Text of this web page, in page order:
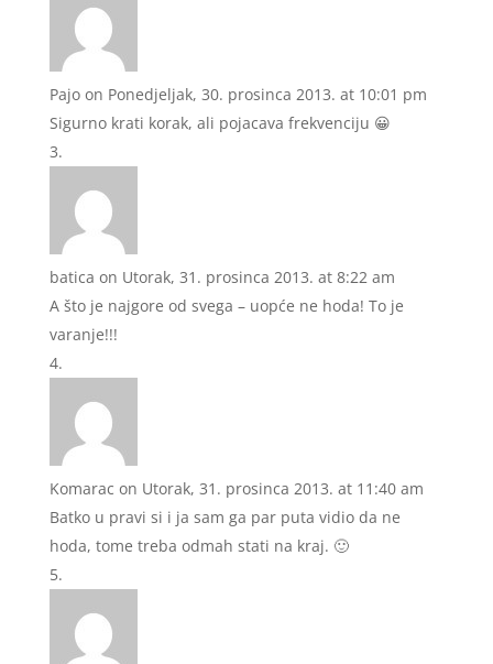
Pajo on Ponedjeljak, 30. prosinca 2013. at 10:01 pm
Sigurno krati korak, ali pojacava frekvenciju 😀
batica on Utorak, 31. prosinca 2013. at 8:22 am
A što je najgore od svega – uopće ne hoda! To je
varanje!!!
Komarac on Utorak, 31. prosinca 2013. at 11:40 am
Batko u pravi si i ja sam ga par puta vidio da ne
hoda, tome treba odmah stati na kraj. 🙂